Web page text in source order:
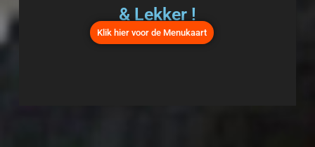
& Lekker !
Klik hier voor de Menukaart